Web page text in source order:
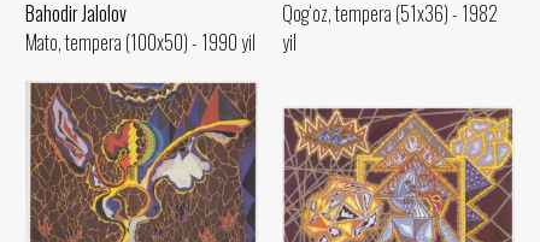
Bahodir Jalolov
Mato, tempera (100x50) - 1990 yil
Qog‘oz, tempera (51x36) - 1982
yil